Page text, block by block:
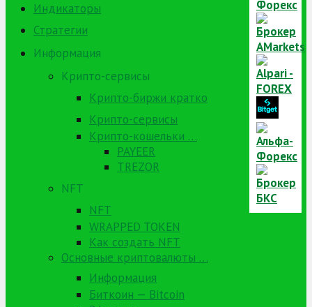
Индикаторы
Стратегии
Информация
Крипто-сервисы
Крипто-биржи кратко
Крипто-сервисы
Крипто-кошельки …
PAYEER
TREZOR
NFT
NFT
WRAPPED TOKEN
Как создать NFT
Основные криптовалюты …
Информация
Биткоин — Bitcoin